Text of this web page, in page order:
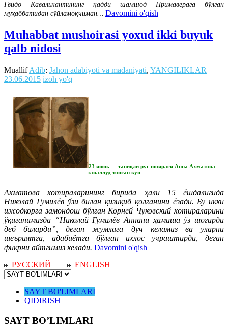
Гвидо Кавалькантининг қадди шамшод Примаверага бўлган
муҳаббатидан сўйламоқчиман… Davomini o'qish
Muhabbat mushoirasi yoxud ikki buyuk
qalb nidosi
MuallifAdib: Jahon adabiyoti va madaniyati, YANGILIKLAR
23.06.2015 izoh yo'q
23 июнь — таниқли рус шоираси Анна Ахматова
таваллуд топган кун
Ахматова хотираларининг бирида ҳали 15 ёшдалигида
Николай Гумилёв ўзи билан қизиқиб қолганини ёзади. Бу икки
ижодкорга замондош бўлган Корней Чуковский хотираларини
ўқиганимизда “Николай Гумилёв Аннани ҳамиша ўз шогирди
деб биларди”, деган жумлага дуч келамиз ва уларни
шеъриятга, адабиётга бўлган ихлос учраштирди, деган
фикрни айтгимиз келади. Davomini o'qish
РУССКИЙ
ENGLISH
SAYT BO'LIMLARI
QIDIRISH
SAYT BO’LIMLARI